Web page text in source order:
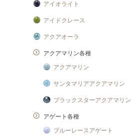
アイオライト
アイドクレース
アクアオーラ
アクアマリン各種
アクアマリン
サンタマリアアクアマリン
ブラックスターアクアマリン
アゲート各種
ブルーレースアゲート